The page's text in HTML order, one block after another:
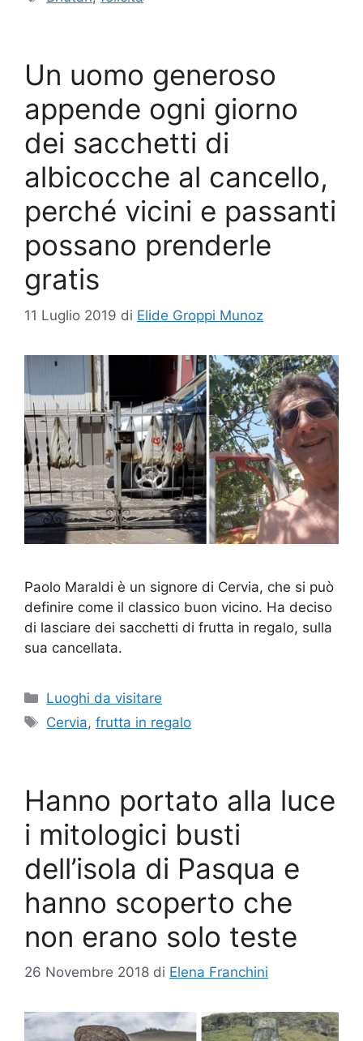
Un uomo generoso
appende ogni giorno
dei sacchetti di
albicocche al cancello,
perché vicini e passanti
possano prenderle
gratis
11 Luglio 2019 di Elide Groppi Munoz
Paolo Maraldi è un signore di Cervia, che si può
definire come il classico buon vicino. Ha deciso
di lasciare dei sacchetti di frutta in regalo, sulla
sua cancellata.
Categorie
Luoghi da visitare
Tag
Cervia,frutta in regalo
Hanno portato alla luce
i mitologici busti
dell’isola di Pasqua e
hanno scoperto che
non erano solo teste
26 Novembre 2018 di Elena Franchini